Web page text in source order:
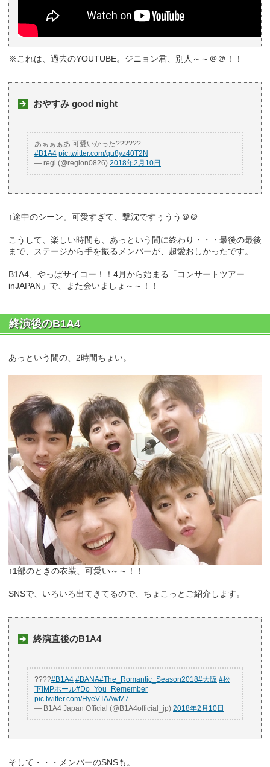
※これは、過去のYOUTUBE。ジニョン君、別人～～＠＠！！
おやすみ good night
あぁぁぁあ 可愛いかった??????
#B1A4 pic.twitter.com/qu8yz40T2N
— regi (@region0826) 2018年2月10日
↑途中のシーン。可愛すぎて、撃沈ですぅうう＠＠
こうして、楽しい時間も、あっという間に終わり・・・最後の最後
まで、ステージから手を振るメンバーが、超愛おしかったです。
B1A4、やっぱサイコー！！4月から始まる「コンサートツアー
inJAPAN」で、また会いましょ～～！！
終演後のB1A4
あっという間の、2時間ちょい。
↑1部のときの衣装、可愛い～～！！
SNSで、いろいろ出てきてるので、ちょこっとご紹介します。
終演直後のB1A4
????#B1A4 #BANA#The_Romantic_Season2018#大阪 #松
下IMPホール#Do_You_Remember
pic.twitter.com/HyeVTAAwM7
— B1A4 Japan Official (@B1A4official_jp) 2018年2月10日
そして・・・メンバーのSNSも。